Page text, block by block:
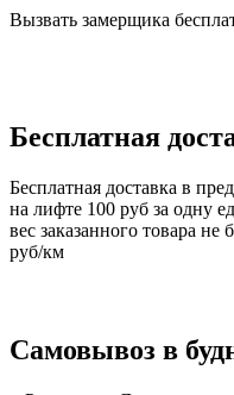
Вызвать замерщика
Бесплатная
Бесплатная доставка в
на лифте 100 руб за одну
вес заказанного товара
руб/км
Самовывоз в